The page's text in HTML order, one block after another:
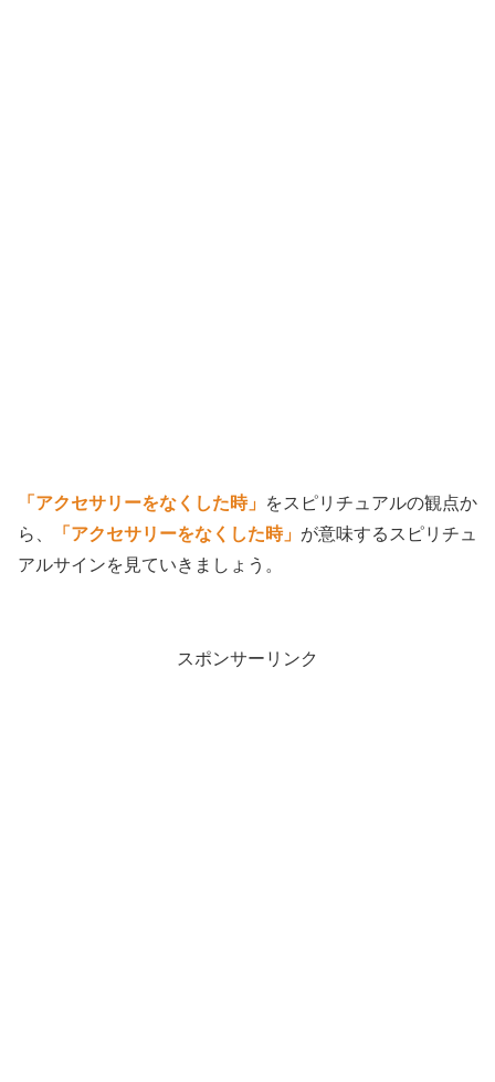
「アクセサリーをなくした時」 をスピリチュアルの観点か
ら、
「アクセサリーをなくした時」 が意味するスピリチュ
アルサインを見ていきましょう。
スポンサーリンク